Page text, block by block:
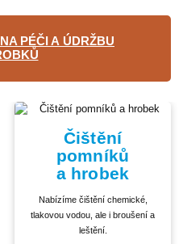
PÉČI A ÚDRŽBU
Čištění
pomníků
a hrobek
Nabízíme čištění chemické,
tlakovou vodou, ale i broušení a
leštění.